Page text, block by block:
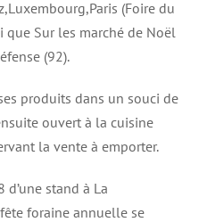
(Foire du
que Sur les marché de Noël
(92).
produits dans un souci de
ouvert à la cuisine
la vente à emporter.
stand à La
foraine annuelle se